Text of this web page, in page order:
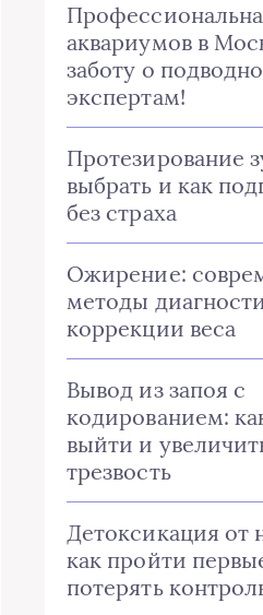
аквариумов в
заботу о
экспертам!
Протезирование
выбрать и как
без страха
Ожирение:
методы
коррекции веса
Вывод из запоя с
кодированием:
выйти и
трезвость
Детоксикация от
как пройти
потерять